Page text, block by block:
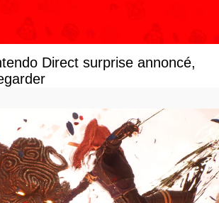
Direct surprise annoncé,